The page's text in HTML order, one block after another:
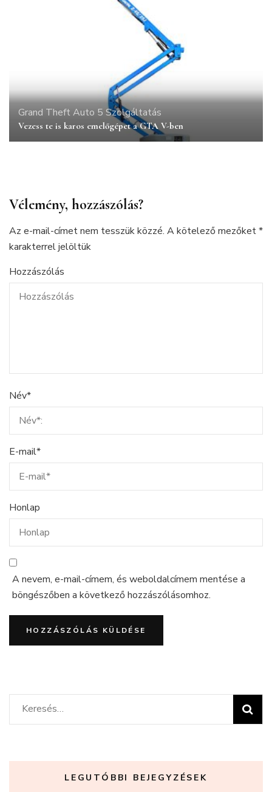
Grand Theft Auto 5 Szolgáltatás
Vezess te is karos emelőgépet a GTA V-ben
Vélemény, hozzászólás?
Az e-mail-címet nem tesszük közzé. A kötelező mezőket*
karakterrel jelöltük
Hozzászólás
Név*
E-mail*
Honlap
A nevem, e-mail-címem, és weboldalcímem mentése a
böngészőben a következő hozzászólásomhoz.
Keresés:
LEGUTÓBBI BEJEGYZÉSEK